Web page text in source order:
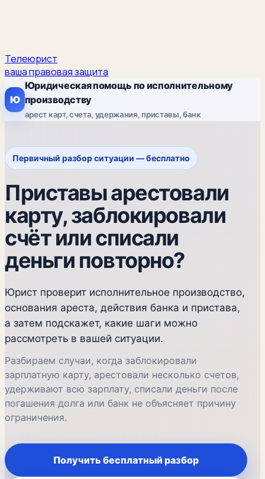
Телеюрист
ваша правовая защита
Ю
Юридическая помощь по исполнительному
производству
арест карт, счета, удержания, приставы, банк
Первичный разбор ситуации — бесплатно
Приставы арестовали
карту, заблокировали
счёт или списали
деньги повторно?
Юрист проверит исполнительное производство,
основания ареста, действия банка и пристава,
а затем подскажет, какие шаги можно
рассмотреть в вашей ситуации.
Разбираем случаи, когда заблокировали
зарплатную карту, арестовали несколько счетов,
удерживают всю зарплату, списали деньги после
погашения долга или банк не объясняет причину
ограничения.
Получить бесплатный разбор